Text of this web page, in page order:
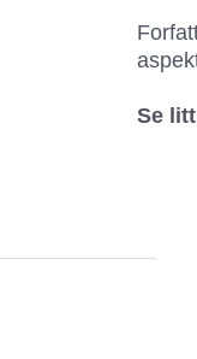
Se